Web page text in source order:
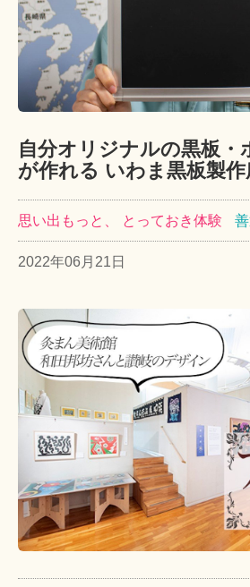
自分オリジナルの黒板・
が作れる いわま黒板製作
思い出もっと、 とっておき体験
2022年06月21日